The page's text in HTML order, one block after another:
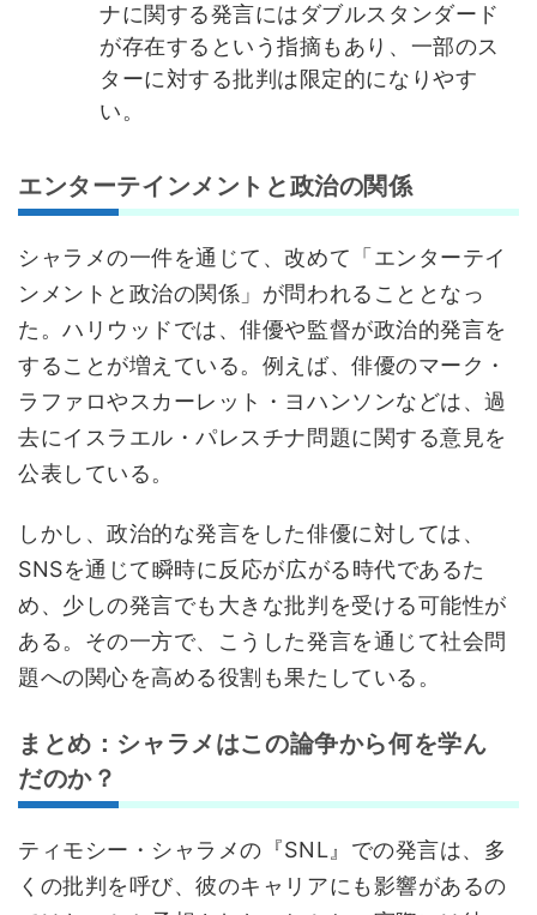
ナに関する発言にはダブルスタンダード
が存在するという指摘もあり、一部のス
ターに対する批判は限定的になりやす
い。
エンターテインメントと政治の関係
シャラメの一件を通じて、改めて「エンターテイ
ンメントと政治の関係」が問われることとなっ
た。ハリウッドでは、俳優や監督が政治的発言を
することが増えている。例えば、俳優のマーク・
ラファロやスカーレット・ヨハンソンなどは、過
去にイスラエル・パレスチナ問題に関する意見を
公表している。
しかし、政治的な発言をした俳優に対しては、
SNSを通じて瞬時に反応が広がる時代であるた
め、少しの発言でも大きな批判を受ける可能性が
ある。その一方で、こうした発言を通じて社会問
題への関心を高める役割も果たしている。
まとめ：シャラメはこの論争から何を学ん
だのか？
ティモシー・シャラメの『SNL』での発言は、多
くの批判を呼び、彼のキャリアにも影響があるの